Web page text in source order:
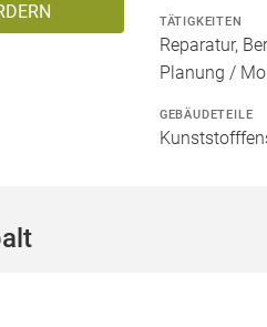
TÄTIGKEITEN
Reparatur,
Planung /
GEBÄUDETEILE